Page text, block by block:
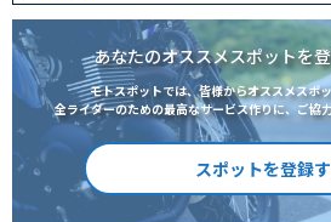
あなたのオススメスポットを
モトスポットでは、皆様からオススメスポ
全ライダーのための最高なサービス作りに、ご協
スポットを登録